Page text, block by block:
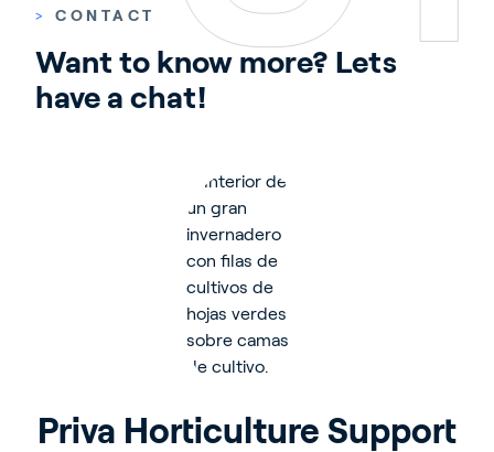
> CONTACT
Want to know more? Lets
have a chat!
Priva Horticulture Support